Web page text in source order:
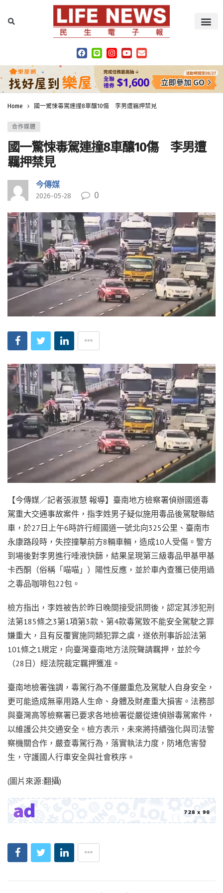
Home 國一驚悚毒駕連撞8車釀10傷 李男遭羈押禁見
合作媒體
國一驚悚毒駕連撞8車釀10傷 李男遭
羈押禁見
今傳媒
2026-05-28 0
【今傳媒／記者張淑慧 報導】臺南地方檢察署偵辦國道毒
駕重大交通事故案件，指李姓男子疑似施用毒品後駕駛聯結
車，於27日上午6時許行經國道一號北向325公里、臺南市
永康路段時，失控撞擊前方8輛車輛，造成10人受傷。警方
到場後對李男進行唾液快篩，結果呈現第三級毒品甲基甲基
卡西酮（俗稱「喵喵」）陽性反應，並於車內查獲已使用過
之毒品咖啡包22包。
檢方指出，李姓被告於昨日晚間接受訊問後，認定其涉犯刑
法第185條之3第1項第3款、第4款毒駕致不能安全駕駛之罪
嫌重大，且有反覆實施同類犯罪之虞，遂依刑事訴訟法第
101條之1規定，向臺灣臺南地方法院聲請羈押，並於今
（28日）經法院裁定羈押獲准。
臺南地檢署強調，毒駕行為不僅嚴重危及駕駛人自身安全，
更可能造成無辜用路人生命、身體及財產重大損害。法務部
與臺灣高等檢察署已要求各地檢署從嚴從速偵辦毒駕案件，
以維護公共交通安全。檢方表示，未來將持續強化與司法警
察機關合作，嚴查毒駕行為，落實執法力度，防堵危害發
生，守護國人行車安全與社會秩序。
(圖片來源:翻攝)